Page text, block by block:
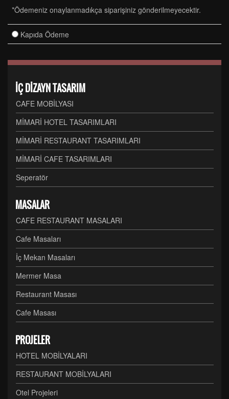
*Ödemeniz onaylanmadıkça siparişiniz gönderilmeyecektir.
Kapıda Ödeme
İÇ DİZAYN TASARIM
CAFE MOBİLYASI
MİMARİ HOTEL TASARIMLARI
MİMARİ RESTAURANT TASARIMLARI
MİMARİ CAFE TASARIMLARI
Seperatör
MASALAR
CAFE RESTAURANT MASALARI
Cafe Masaları
İç Mekan Masaları
Mermer Masa
Restaurant Masası
Cafe Masası
PROJELER
HOTEL MOBİLYALARI
RESTAURANT MOBİLYALARI
Otel Projeleri